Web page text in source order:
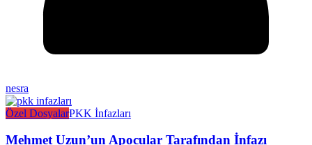
nesra
Özel DosyalarPKK İnfazları
Mehmet Uzun’un Apocular Tarafından İnfazı